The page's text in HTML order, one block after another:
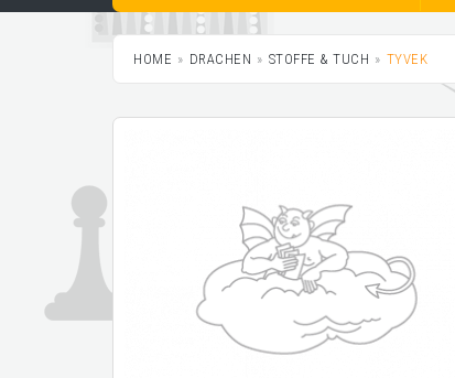
HOME DRACHEN STOFFE & TUCH TYVEK